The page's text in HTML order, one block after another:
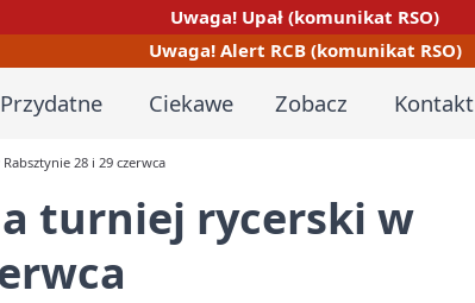
Uwaga! Upał (komunikat RSO)
Uwaga! Alert RCB (komunikat RSO)
Przydatne Ciekawe Zobacz Kontakt
28 i 29 czerwca
turniej rycerski w